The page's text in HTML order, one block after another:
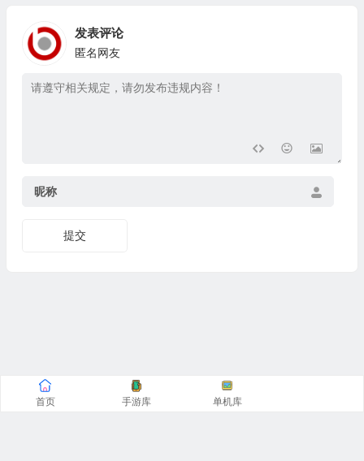
发表评论
匿名网友
昵称
提交
首页 手游库 单机库